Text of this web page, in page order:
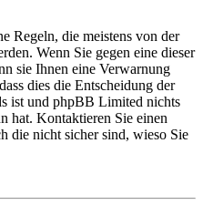
Regeln, die meistens von der
Wenn Sie gegen eine dieser
sie Ihnen eine Verwarnung
dies die Entscheidung der
ist und phpBB Limited nichts
hat. Kontaktieren Sie einen
die nicht sicher sind, wieso Sie